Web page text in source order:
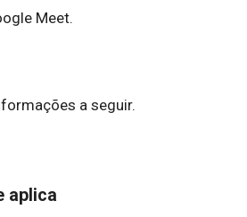
Meet.
a seguir.
aplica